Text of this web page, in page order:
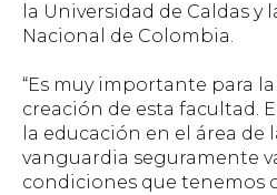
la Universidad de Caldas y
Nacional de Colombia.
“Es muy importante para
creación de esta facultad.
la educación en el área de
vanguardia seguramente
condiciones que tenemos